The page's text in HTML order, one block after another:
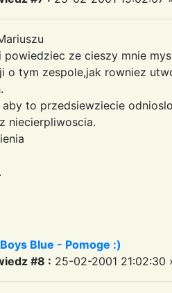
powiedziec ze cieszy mnie
o tym zespole,jak rowniez
to przedsiewziecie
niecierpliwoscia.
Blue - Pomoge :)
#8 : 25-02-2001 21:02:30